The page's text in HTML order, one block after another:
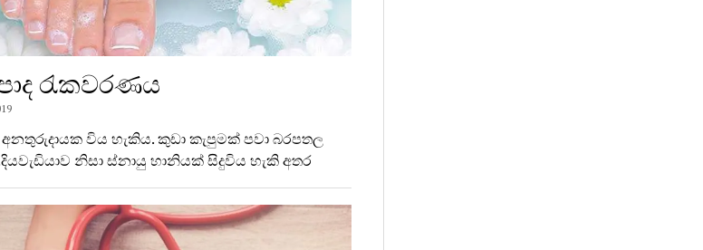
රැකවරණය
අනතුරුදායක විය හැකිය. කුඩා කැපුමක් පවා බරපතල
නිසා ස්නායු හානියක් සිදුවිය හැකි අතර